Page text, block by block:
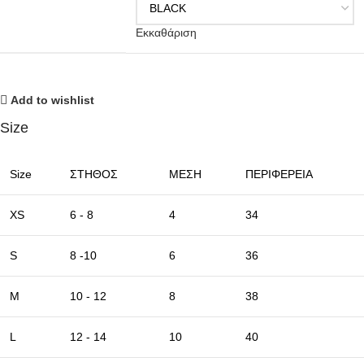
Εκκαθάριση
Add to wishlist
Size
Size ΣΤΗΘΟΣ ΜΕΣΗ ΠΕΡΙΦΕΡΕΙΑ
XS 6 - 8 4 34
S 8 -10 6 36
M 10 - 12 8 38
L 12 - 14 10 40